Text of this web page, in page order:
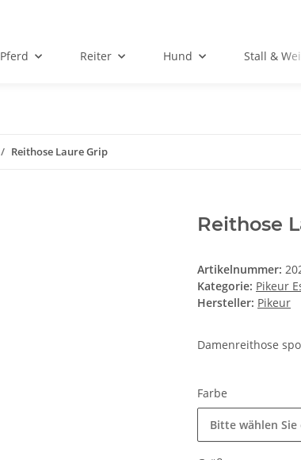
Pferd Reiter Hund Stall &
Reithose Laure Grip
Reithose
Artikelnummer:
Kategorie: Pikeur
Hersteller: Pikeur
Damenreithose
Farbe
Bitte wählen